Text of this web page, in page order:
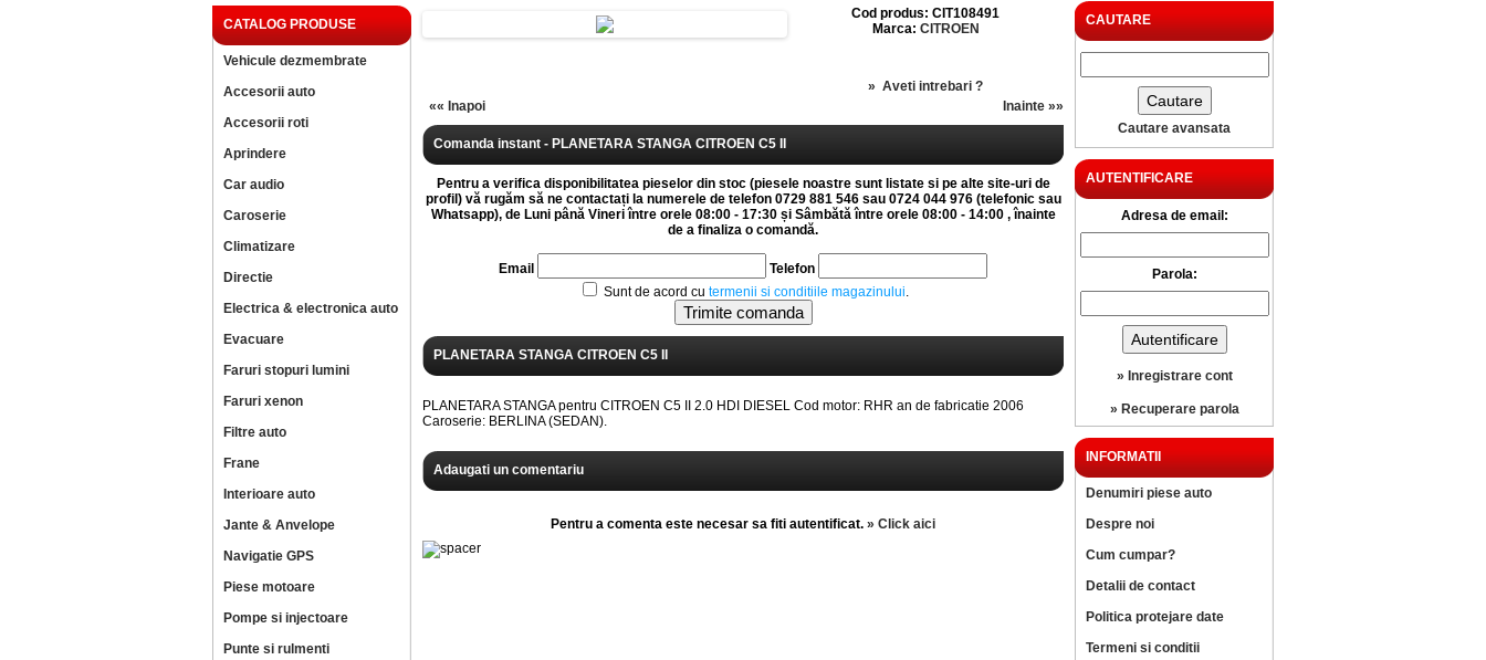
CATALOG PRODUSE
Vehicule dezmembrate
Accesorii auto
Accesorii roti
Aprindere
Car audio
Caroserie
Climatizare
Directie
Electrica & electronica auto
Evacuare
Faruri stopuri lumini
Faruri xenon
Filtre auto
Frane
Interioare auto
Jante & Anvelope
Navigatie GPS
Piese motoare
Pompe si injectoare
Punte si rulmenti
Cod produs: CIT108491
Marca: CITROEN
» Aveti intrebari ?
«« Inapoi
Inainte »»
Comanda instant - PLANETARA STANGA CITROEN C5 II
Pentru a verifica disponibilitatea pieselor din stoc (piesele noastre sunt listate si pe alte site-uri de
profil) vă rugăm să ne contactați la numerele de telefon 0729 881 546 sau 0724 044 976 (telefonic sau
Whatsapp), de Luni până Vineri între orele 08:00 - 17:30 și Sâmbătă între orele 08:00 - 14:00 , înainte
de a finaliza o comandă.
Email
Telefon
Sunt de acord cu termenii si conditiile magazinului.
PLANETARA STANGA CITROEN C5 II
PLANETARA STANGA pentru CITROEN C5 II 2.0 HDI DIESEL Cod motor: RHR an de fabricatie 2006
Caroserie: BERLINA (SEDAN).
Adaugati un comentariu
Pentru a comenta este necesar sa fiti autentificat. » Click aici
CAUTARE
Cautare avansata
AUTENTIFICARE
Adresa de email:
Parola:
» Inregistrare cont
» Recuperare parola
INFORMATII
Denumiri piese auto
Despre noi
Cum cumpar?
Detalii de contact
Politica protejare date
Termeni si conditii